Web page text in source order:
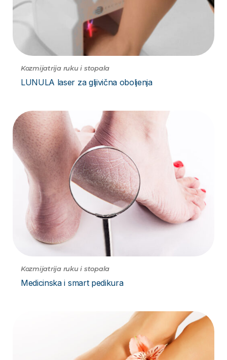
Kozmijatrija ruku i stopala
LUNULA laser za gljivična oboljenja
Kozmijatrija ruku i stopala
Medicinska i smart pedikura